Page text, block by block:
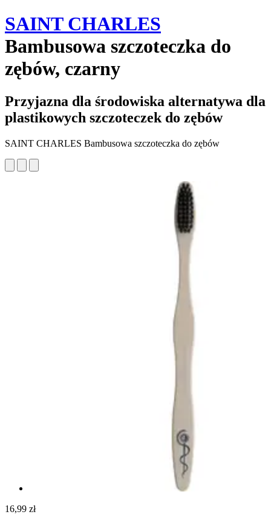
SAINT CHARLES
Bambusowa szczoteczka do
zębów, czarny
Przyjazna dla środowiska alternatywa dla
plastikowych szczoteczek do zębów
SAINT CHARLES Bambusowa szczoteczka do zębów
16,99 zł